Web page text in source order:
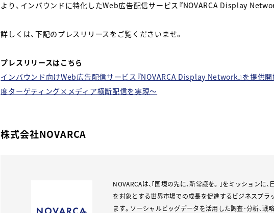
より、インバウンドに特化したWeb広告配信サービス『NOVARCA Display
詳しくは、下記のプレスリリースをご覧くださいませ。
プレスリリースはこちら
インバウンド向けWeb広告配信サービス『NOVARCA Display Network』を提供
度ターゲティング×メディア横断配信を実現〜
株式会社NOVARCA
NOVARCAは、｢国境の先に、新常識を。｣をミッションに、
を対象とする世界市場での成長を促進するビジネスプラ
ます。ソーシャルビッグデータを活用した調査･分析、戦